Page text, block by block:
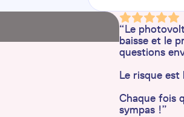
“Le
baisse et le
questions
Le risque
Chaque fois
sympas !”